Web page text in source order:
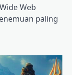
Web
paling